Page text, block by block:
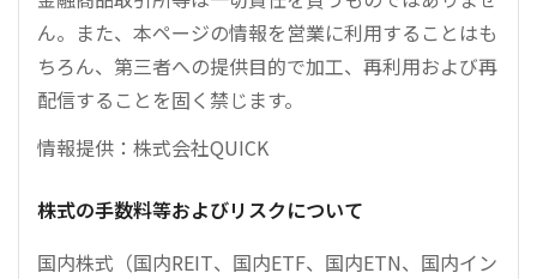
ん。また、本ページの情報を営業に利用することはも
ちろん、第三者への提供目的で加工、再利用および再
配信することを固く禁じます。
情報提供：株式会社QUICK
株式の手数料等およびリスクについて
国内株式（国内REIT、国内ETF、国内ETN、国内イン